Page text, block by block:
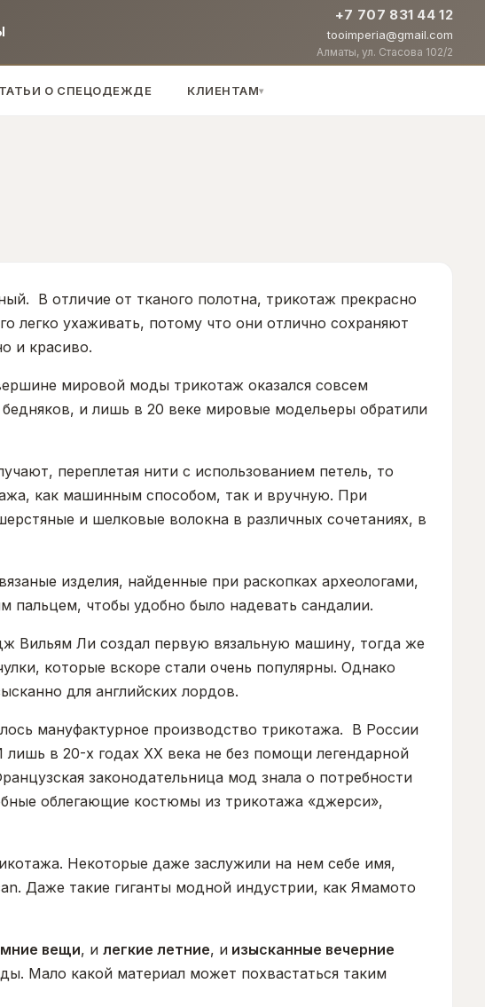
+7 707 831 44 12
tooimperia@gmail.com
Алматы, ул. Стасова 102/2
О СПЕЦОДЕЖДЕ КЛИЕНТАМ▾
В отличие от тканого полотна, трикотаж прекрасно
легко ухаживать, потому что они отлично сохраняют
и красиво.
мировой моды трикотаж оказался совсем
и лишь в 20 веке мировые модельеры обратили
переплетая нити с использованием петель, то
как машинным способом, так и вручную. При
и шелковые волокна в различных сочетаниях, в
изделия, найденные при раскопках археологами,
пальцем, чтобы удобно было надевать сандалии.
Вильям Ли создал первую вязальную машину, тогда же
которые вскоре стали очень популярны. Однако
для английских лордов.
мануфактурное производство трикотажа. В России
в 20-х годах XX века не без помощи легендарной
законодательница мод знала о потребности
облегающие костюмы из трикотажа «джерси»,
Некоторые даже заслужили на нем себе имя,
Даже такие гиганты модной индустрии, как Ямамото
вещи, и легкие летние, и изысканные вечерние
Мало какой материал может похвастаться таким